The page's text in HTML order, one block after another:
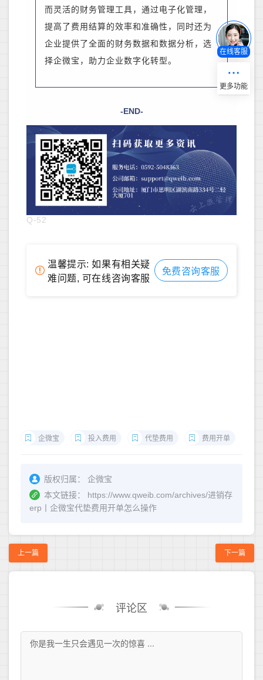
而灵活的财务管理工具，通过电子化管理，
提高了费用结算的效率和准确性，同时还为
企业提供了全面的财务数据和数据分析， 选
择企微宝，助力企业数字化转型。
-END-
Q-52
温馨提示: 如果有相关疑
难问题, 可在线咨询客服
免费咨询客服
企微宝 投入费用 代垫费用 费用开单
版权归属：
企微宝
本文链接：
https://www.qweib.com/archives/进销存
erp丨企微宝代垫费用开单怎么操作
上一篇 下一篇
评论区
在线客服